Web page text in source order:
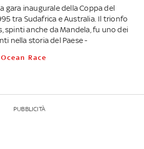
gara inaugurale della Coppa del
tra Sudafrica e Australia. Il trionfo
spinti anche da Mandela, fu uno dei
nella storia del Paese -
Ocean Race
PUBBLICITÀ